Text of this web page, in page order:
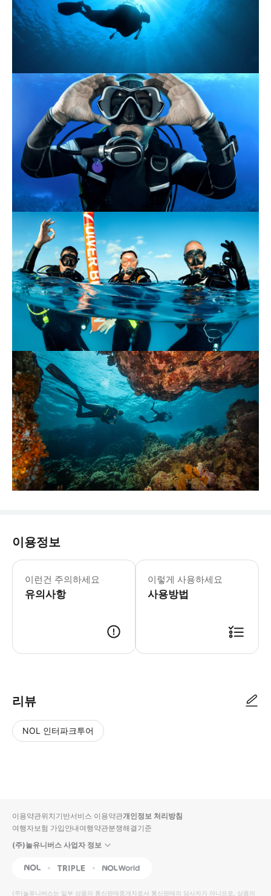
이용정보
이런건 주의하세요
유의사항
* 본 액티비티는 초보자 및 숙련된 다
이렇게 사용하세요
사용방법
리뷰
NOL 인터파크투어
입니
다.
높
동
순
상
이용약관위치기반서비스 이용약관개인정보 처리방침
여행자보험 가입안내여행약관분쟁해결기준
(주)놀유니버스 사업자 정보
NOL Triple Interpark Global
(주)놀유니버스는 일부 상품의 통신판매중개자로서 통신판매의 당사자가 아니므로, 상품의